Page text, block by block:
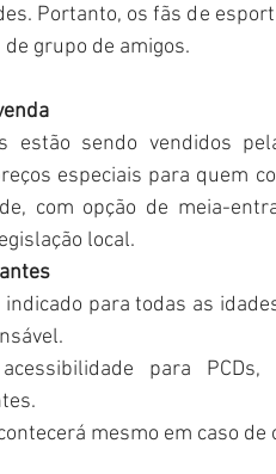
Portanto, os fãs de
grupo de amigos.
estão sendo vendidos
especiais para quem
com opção de meia-
local.
indicado para todas as
para PCDs,
mesmo em caso de